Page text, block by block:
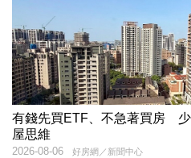
有錢先買ETF、不急著買房
屋思維
好房網／新聞中心
2026-08-06